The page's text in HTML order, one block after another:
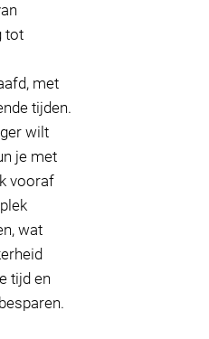
tot
met
tijden.
wilt
je met
vooraf
wat
tijd en